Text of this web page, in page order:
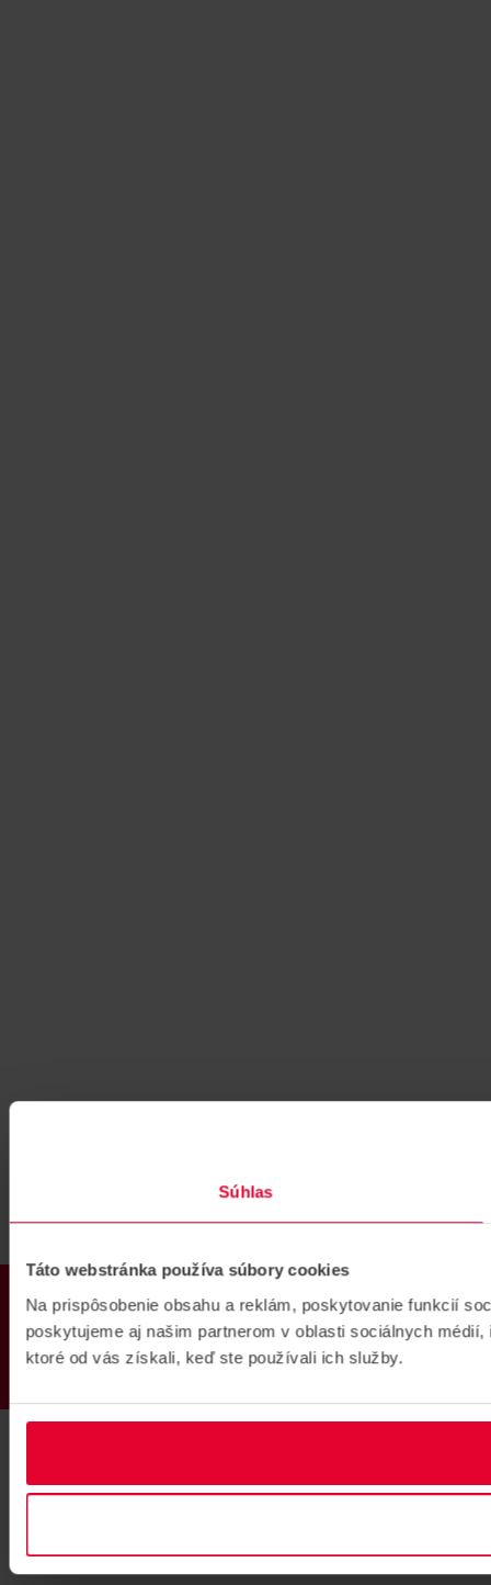
Súhlas
Táto webstránka používa súbory cookies
Na prispôsobenie obsahu a reklám, poskytovanie funkcií
poskytujeme aj našim partnerom v oblasti sociálnych
ktoré od vás získali, keď ste používali ich služby.
PRODUKTY